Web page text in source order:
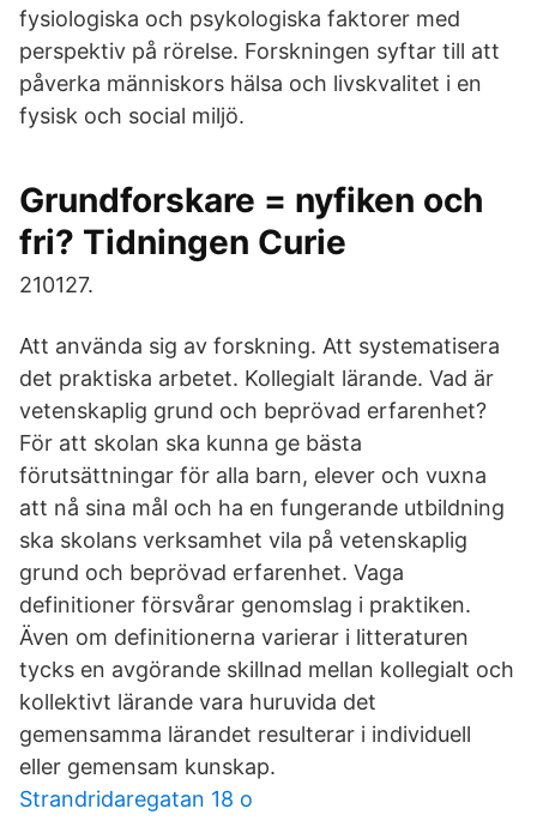
fysiologiska och psykologiska faktorer med
perspektiv på rörelse. Forskningen syftar till att
påverka människors hälsa och livskvalitet i en
fysisk och social miljö.
Grundforskare = nyfiken och
fri? Tidningen Curie
210127.
Att använda sig av forskning. Att systematisera
det praktiska arbetet. Kollegialt lärande. Vad är
vetenskaplig grund och beprövad erfarenhet?
För att skolan ska kunna ge bästa
förutsättningar för alla barn, elever och vuxna
att nå sina mål och ha en fungerande utbildning
ska skolans verksamhet vila på vetenskaplig
grund och beprövad erfarenhet. Vaga
definitioner försvårar genomslag i praktiken.
Även om definitionerna varierar i litteraturen
tycks en avgörande skillnad mellan kollegialt och
kollektivt lärande vara huruvida det
gemensamma lärandet resulterar i individuell
eller gemensam kunskap.
Strandridaregatan 18 o